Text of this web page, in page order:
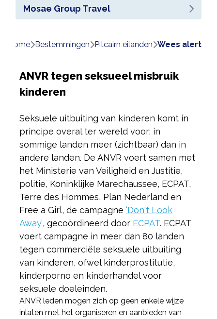
Mosae Group Travel
Home bestemmingen pitcairn eilanden wees alert
ANVR tegen seksueel misbruik
kinderen
Seksuele uitbuiting van kinderen komt in
principe overal ter wereld voor; in
sommige landen meer (zichtbaar) dan in
andere landen. De ANVR voert samen met
het Ministerie van Veiligheid en Justitie,
politie, Koninklijke Marechaussee, ECPAT,
Terre des Hommes, Plan Nederland en
Free a Girl, de campagne ‘Don't Look
Away’, gecoördineerd door ECPAT. ECPAT
voert campagne in meer dan 80 landen
tegen commerciële seksuele uitbuiting
van kinderen, ofwel kinderprostitutie,
kinderporno en kinderhandel voor
seksuele doeleinden.
ANVR leden mogen zich op geen enkele wijze
inlaten met het organiseren en aanbieden van